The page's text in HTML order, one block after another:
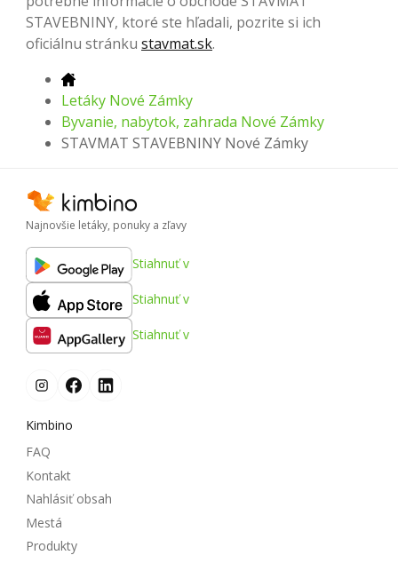
STAVEBNINY, ktoré ste hľadali, pozrite si ich
oficiálnu stránku stavmat.sk.
Letáky Nové Zámky
Byvanie, nabytok, zahrada Nové Zámky
STAVMAT STAVEBNINY Nové Zámky
Najnovšie letáky, ponuky a zľavy
Stiahnuť v
Stiahnuť v
Stiahnuť v
Kimbino
FAQ
Kontakt
Nahlásiť obsah
Mestá
Produkty